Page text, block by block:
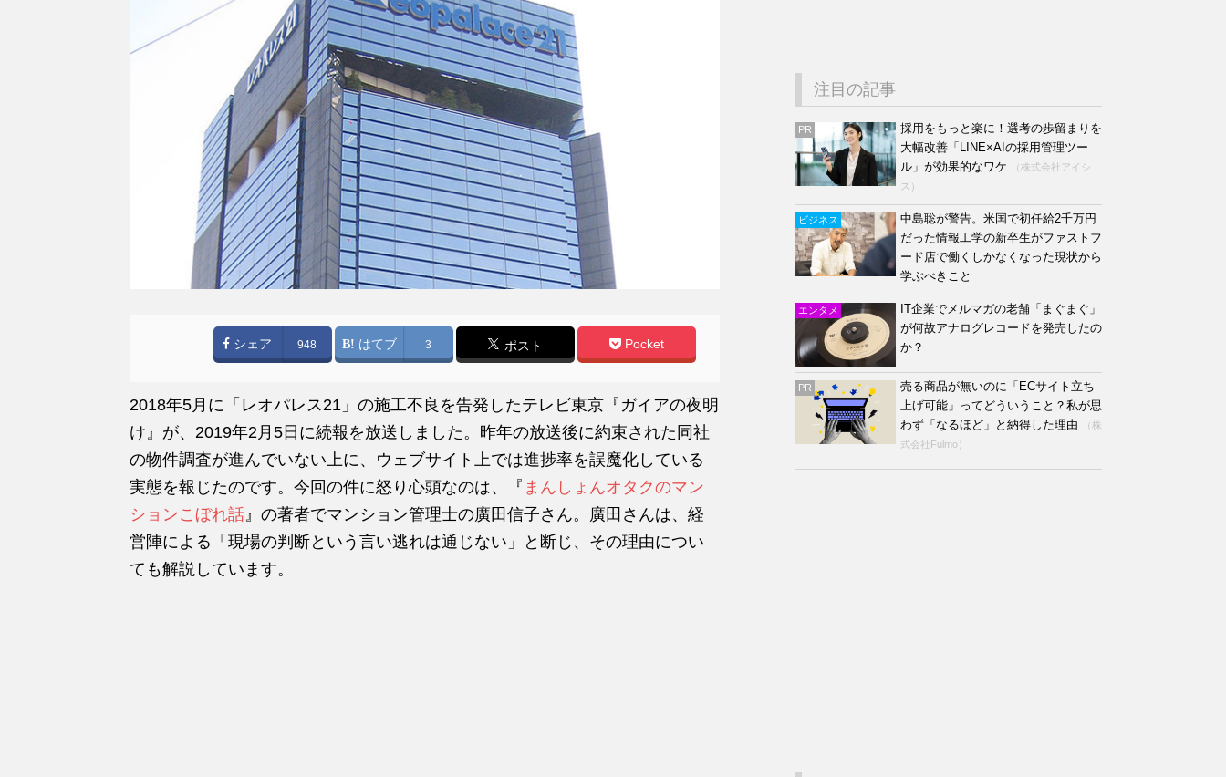
シェア 948 はてブ 3 ポスト Pocket
2018年5月に「レオパレス21」の施工不良を告発したテレビ東京『ガイアの夜明
け』が、2019年2月5日に続報を放送しました。昨年の放送後に約束された同社
の物件調査が進んでいない上に、ウェブサイト上では進捗率を誤魔化している
実態を報じたのです。今回の件に怒り心頭なのは、『 まんしょんオタクのマン
ションこぼれ話 』の著者でマンション管理士の廣田信子さん。廣田さんは、経
営陣による「現場の判断という言い逃れは通じない」と断じ、その理由につい
ても解説しています。
注目の記事
PR
採用をもっと楽に！選考の歩留まりを
大幅改善「LINE×AIの採用管理ツー
ル」が効果的なワケ
（株式会社アイシ
ス）
ビジネス
中島聡が警告。米国で初任給2千万円
だった情報工学の新卒生がファストフ
ード店で働くしかなくなった現状から
学ぶべきこと
エンタメ
IT企業でメルマガの老舗「まぐまぐ」
が何故アナログレコードを発売したの
か？
PR
売る商品が無いのに「ECサイト立ち
上げ可能」ってどういうこと？私が思
わず「なるほど」と納得した理由
（株
式会社Fulmo）